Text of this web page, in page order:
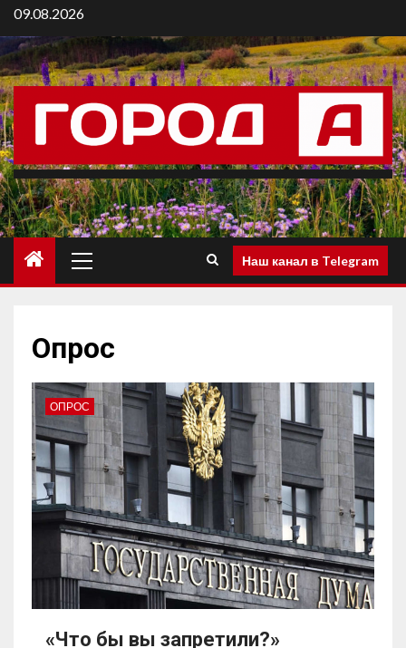
09.08.2026
Наш канал в Telegram
Опрос
ОПРОС
«Что бы вы запретили?»